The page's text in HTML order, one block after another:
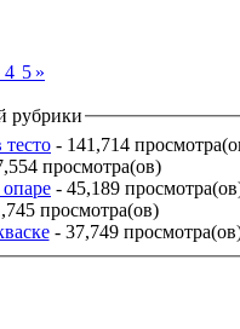
4 5 »
рубрики
- 141,714
просмотра(ов)
- 45,189
просмотра(ов)
- 37,749